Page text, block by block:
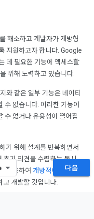
를 해소하고 개발자가 개방형
지원하고자 합니다. Google
데 필요한 기능에 액세스할
위해 노력하고 있습니다.
와 같은 일부 기능은 네이티
수 없습니다. 이러한 기능이
수 없거나 유용성이 떨어집
기 위해 설계를 반복하면서
초기 의견을 수렴하는 동시
사용하여 개방적이고 투명
개발할 것입니다.
다음